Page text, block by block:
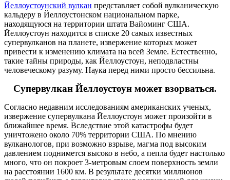
Йеллоустоунский вулкан представляет собой вулканическую
кальдеру в Йеллоустонском национальном парке,
находящуюся на территории штата Вайоминг США.
Йеллоустоун находится в списке 20 самых известных
супервулканов на планете, извержение которых может
привести к изменению климата на всей Земле. Естественно,
такие тайны природы, как Йеллоустоун, неподвластны
человеческому разуму. Наука перед ними просто бессильна.
Супервулкан Йеллоустоун может взорваться.
Согласно недавним исследованиям американских ученых,
извержение супервулкана Йеллоустоун может произойти в
ближайшее время. Вследствие этой катастрофы будет
уничтожено около 70% территории США. По мнению
вулканологов, при возможно взрыве, магма под высоким
давлением поднимется высоко в небо, а пепла будет настолько
много, что он покроет 3-метровым слоем поверхность земли
на расстоянии 1600 км. В результате десятки миллионов